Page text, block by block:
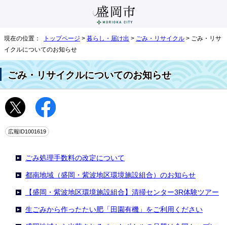
現在の位置： トップページ > 暮らし・届け出 > ごみ・リサイクル > ごみ・リサ
イクルについてのお知らせ
ごみ・リサイクルについてのお知らせ
広報ID1001619
ごみ処理手数料の改定について
都南地域（盛岡・紫波地区環境施設組合）のお知らせ
【盛岡・紫波地区環境施設組合】清掃センター3R体験ツアー
生ごみから作ったたい肥「田園有機」をご利用ください